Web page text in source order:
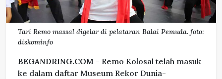
Tari Remo massal digelar di pelataran Balai Pemuda. foto:
diskominfo
BEGANDRING.COM - Remo Kolosal telah masuk
ke dalam daftar Museum Rekor Dunia-